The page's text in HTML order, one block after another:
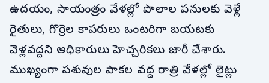
ఉదయం, సాయంత్రం వేళల్లో పొలాల పనులకు వెళ్లే
రైతులు, గొర్రెల కాపరులు ఒంటరిగా బయటకు
వెళ్లవద్దని అధికారులు హెచ్చరికలు జారీ చేశారు.
ముఖ్యంగా పశువుల పాకల వద్ద రాత్రి వేళల్లో లైట్లు